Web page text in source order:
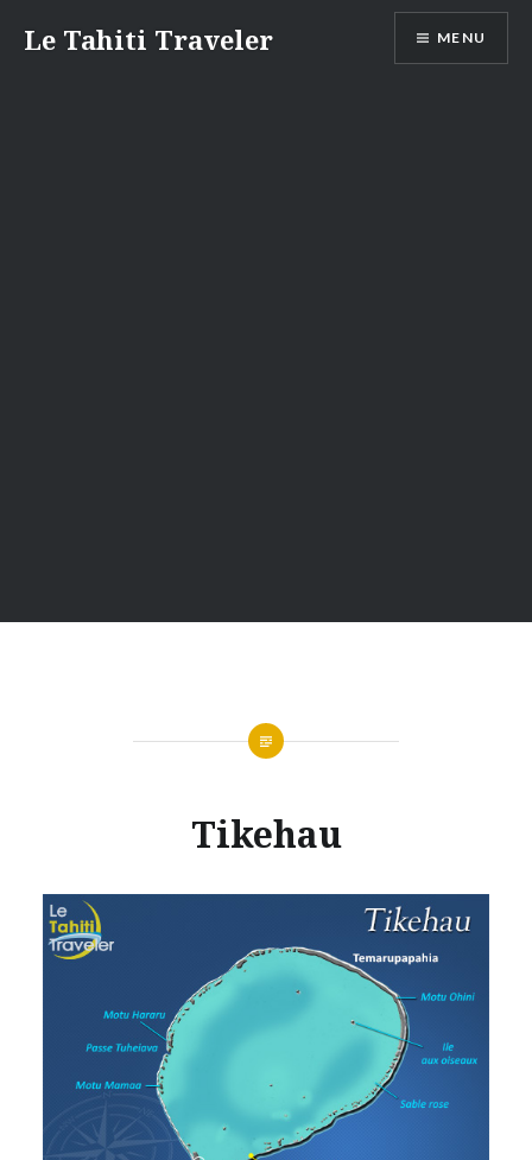
Le Tahiti Traveler MENU
Tikehau